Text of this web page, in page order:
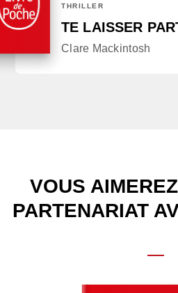
THRILLER
TE LAISSER
Clare Mackintosh
VOUS
PARTENARIAT